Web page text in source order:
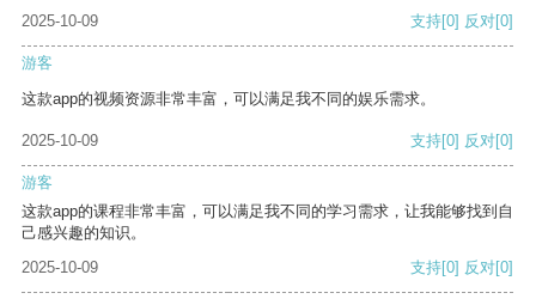
2025-10-09
支持[0] 反对[0]
游客
这款app的视频资源非常丰富，可以满足我不同的娱乐需求。
2025-10-09 支持[0] 反对[0]
游客
这款app的课程非常丰富，可以满足我不同的学习需求，让我能够找到自
己感兴趣的知识。
2025-10-09
支持[0] 反对[0]